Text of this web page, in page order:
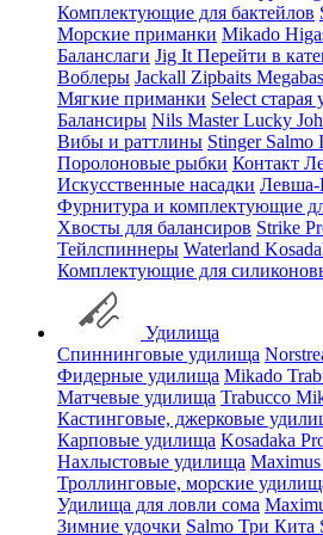
Комплектующие для бактейлов
Морские приманки Mikado
Баланслаги Jig It Перейти в
Воблеры Jackall Zipbaits
Мягкие приманки Select старая
Балансиры Nils MasterLucky
Вибы и раттлины Stinger Salmo
Поролоновые рыбки Контакт
Искусственные насадки
Фурнитура и комплектующие
Хвосты для балансиров Strike
Тейлспиннеры Waterland
Комплектующие для
Удилища
Спиннинговые удилища
Фидерные удилища Mikado
Матчевые удилища Trabucco
Кастинговые, джерковые
Карповые удилища Kosadaka
Нахлыстовые удилища Maximus
Троллинговые, морские
Удилища для ловли сома
Зимние удочки Salmo Три Кита